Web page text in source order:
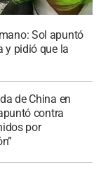
Sol apuntó
y pidió que la
de China en
contra
por